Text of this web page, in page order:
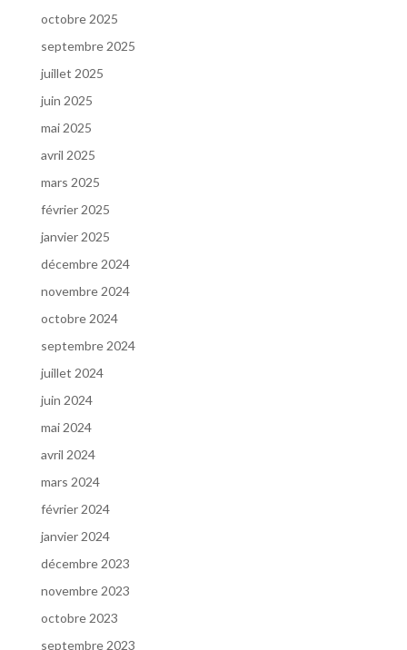
octobre 2025
septembre 2025
juillet 2025
juin 2025
mai 2025
avril 2025
mars 2025
février 2025
janvier 2025
décembre 2024
novembre 2024
octobre 2024
septembre 2024
juillet 2024
juin 2024
mai 2024
avril 2024
mars 2024
février 2024
janvier 2024
décembre 2023
novembre 2023
octobre 2023
septembre 2023